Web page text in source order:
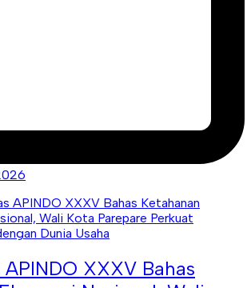
APINDO XXXV Bahas